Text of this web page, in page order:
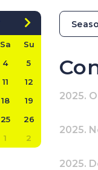
Sa
Su
4
5
11
12
18
19
25
26
1 2
2025.
2025.
2025.